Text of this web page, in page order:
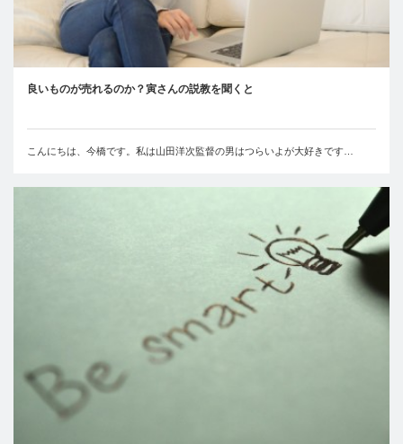
良いものが売れるのか？寅さんの説教を聞くと
こんにちは、今橋です。私は山田洋次監督の男はつらいよが大好きです…